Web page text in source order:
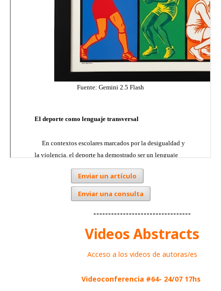
Enviar un artículo
Enviar una consulta
---------------------------------
Videos Abstracts
Acceso a los videos de autoras/es
Videoconferencia #64- 24/07 17hs